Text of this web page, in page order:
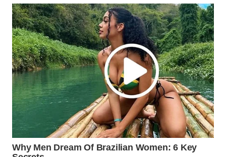
WAHANA
ADVOKAT
WAHANA
INFRASTRUKTUR
WAHANA
KONSUMEN
WAHANA
LISTRIK